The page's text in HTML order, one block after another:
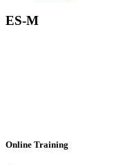
ES-M
Online Training